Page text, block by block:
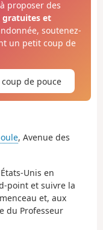
proposer des
et
soutenez-
un petit coup de
de pouce
, Avenue des
Unis en
point et suivre la
et, aux
du Professeur